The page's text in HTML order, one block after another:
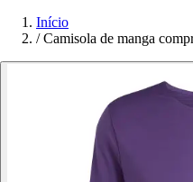
Início
/ Camisola de manga